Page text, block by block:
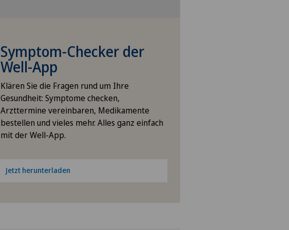
Medicentre Corgémont
Medicentre Courroux
Medicentre Courtelary
Symptom-Checker der
Well-App
Klären Sie die Fragen rund um Ihre
Gesundheit: Symptome checken,
Arzttermine vereinbaren, Medikamente
bestellen und vieles mehr. Alles ganz einfach
mit der Well-App.
Jetzt herunterladen